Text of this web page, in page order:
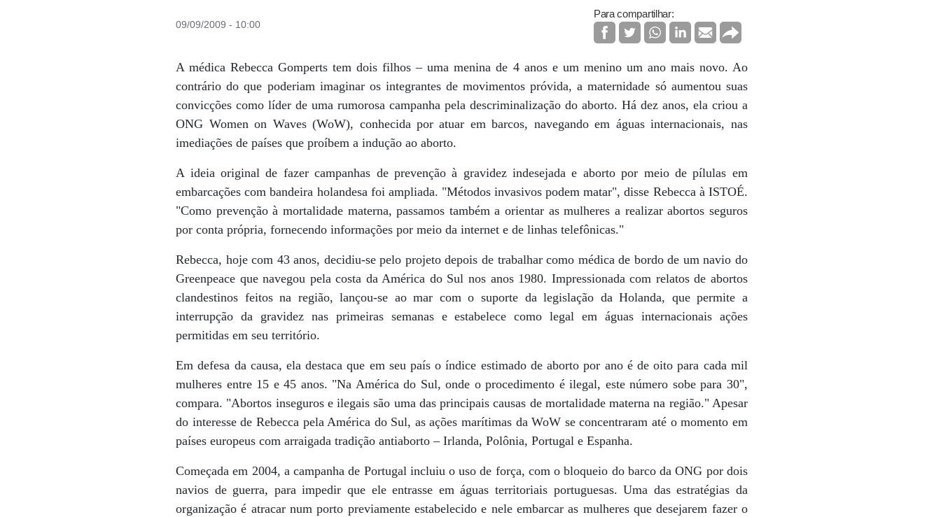
09/09/2009 - 10:00
Para compartilhar:
A médica Rebecca Gomperts tem dois filhos – uma menina de 4 anos e um menino um ano mais novo. Ao
contrário do que poderiam imaginar os integrantes de movimentos próvida, a maternidade só aumentou suas
convicções como líder de uma rumorosa campanha pela descriminalização do aborto. Há dez anos, ela criou a
ONG Women on Waves (WoW), conhecida por atuar em barcos, navegando em águas internacionais, nas
imediações de países que proíbem a indução ao aborto.
A ideia original de fazer campanhas de prevenção à gravidez indesejada e aborto por meio de pílulas em
embarcações com bandeira holandesa foi ampliada. "Métodos invasivos podem matar", disse Rebecca à ISTOÉ.
"Como prevenção à mortalidade materna, passamos também a orientar as mulheres a realizar abortos seguros
por conta própria, fornecendo informações por meio da internet e de linhas telefônicas."
Rebecca, hoje com 43 anos, decidiu-se pelo projeto depois de trabalhar como médica de bordo de um navio do
Greenpeace que navegou pela costa da América do Sul nos anos 1980. Impressionada com relatos de abortos
clandestinos feitos na região, lançou-se ao mar com o suporte da legislação da Holanda, que permite a
interrupção da gravidez nas primeiras semanas e estabelece como legal em águas internacionais ações
permitidas em seu território.
Em defesa da causa, ela destaca que em seu país o índice estimado de aborto por ano é de oito para cada mil
mulheres entre 15 e 45 anos. "Na América do Sul, onde o procedimento é ilegal, este número sobe para 30",
compara. "Abortos inseguros e ilegais são uma das principais causas de mortalidade materna na região." Apesar
do interesse de Rebecca pela América do Sul, as ações marítimas da WoW se concentraram até o momento em
países europeus com arraigada tradição antiaborto – Irlanda, Polônia, Portugal e Espanha.
Começada em 2004, a campanha de Portugal incluiu o uso de força, com o bloqueio do barco da ONG por dois
navios de guerra, para impedir que ele entrasse em águas territoriais portuguesas. Uma das estratégias da
organização é atracar num porto previamente estabelecido e nele embarcar as mulheres que desejarem fazer o